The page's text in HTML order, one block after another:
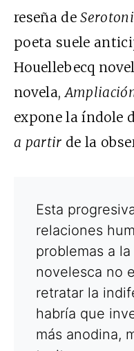
reseña de
poeta suele
Houellebecq
novela,
expone la índole
a partir de la
Esta
relaciones
problemas a
novelesca no
retratar la
habría que
más anodina,